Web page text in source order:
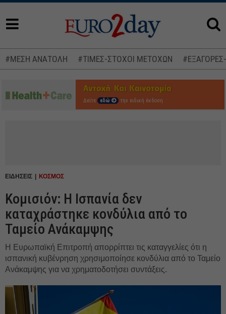
#ΜΕΣΗ ΑΝΑΤΟΛΗ #ΤΙΜΕΣ-ΣΤΟΧΟΙ ΜΕΤΟΧΩΝ
Δείτε εδώ την ειδική έκδοση
ΕΙΔΗΣΕΙΣ ΚΟΣΜΟΣ
Κομισιόν: Η Ισπανία δεν
καταχράστηκε κονδύλια από το
Ταμείο Ανάκαμψης
Η Ευρωπαϊκή Επιτροπή απορρίπτει τις καταγγελίες ότι η
ισπανική κυβένρηση χρησιμοποίησε κονδύλια από το Ταμείο
Ανάκαμψης για να χρηματοδοτήσει συντάξεις.